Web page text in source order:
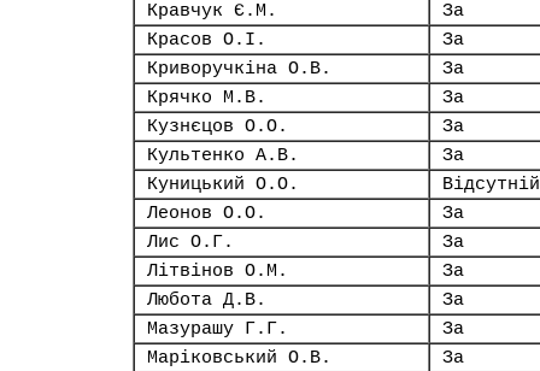
Кравчук Є.М.
За
Красов О.І.
За
Криворучкіна О.В.
За
Крячко М.В.
За
Кузнєцов О.О.
За
Культенко А.В.
За
Куницький О.О.
Відсутній
Леонов О.О.
За
Лис О.Г.
За
Літвінов О.М.
За
Любота Д.В.
За
Мазурашу Г.Г.
За
Маріковський О.В.
За